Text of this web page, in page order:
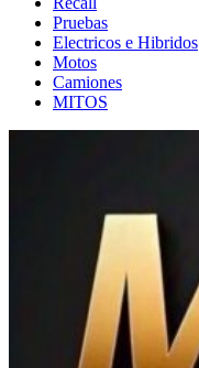
Pruebas
Electricos e Hibridos
Motos
Camiones
MITOS